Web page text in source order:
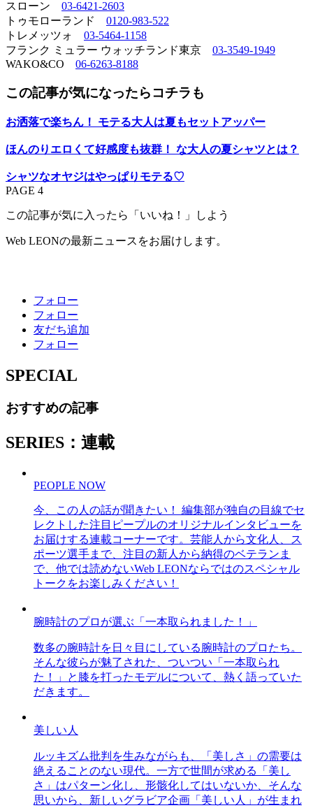
スローン 03-6421-2603
トゥモローランド 0120-983-522
トレメッツォ 03-5464-1158
フランク ミュラー ウォッチランド東京 03-3549-1949
WAKO&CO 06-6263-8188
この記事が気になったらコチラも
お洒落で楽ちん！ モテる大人は夏もセットアッパー
ほんのりエロくて好感度も抜群！ な大人の夏シャツとは？
シャツなオヤジはやっぱりモテる♡
PAGE 4
この記事が気に入ったら「いいね！」しよう
Web LEONの最新ニュースをお届けします。
フォロー
フォロー
友だち追加
フォロー
SPECIAL
おすすめの記事
SERIES：連載
PEOPLE NOW
今、この人の話が聞きたい！ 編集部が独自の目線でセ
レクトした注目ピープルのオリジナルインタビューを
お届けする連載コーナーです。芸能人から文化人、ス
ポーツ選手まで、注目の新人から納得のベテランま
で、他では読めないWeb LEONならではのスペシャル
トークをお楽しみください！
腕時計のプロが選ぶ「一本取られました！」
数多の腕時計を日々目にしている腕時計のプロたち。
そんな彼らが魅了された、ついつい「一本取られ
た！」と膝を打ったモデルについて、熱く語っていた
だきます。
美しい人
ルッキズム批判を生みながらも、「美しさ」の需要は
絶えることのない現代。一方で世間が求める「美し
さ」はパターン化し、形骸化してはいないか、そんな
思いから、新しいグラビア企画「美しい人」が生まれ